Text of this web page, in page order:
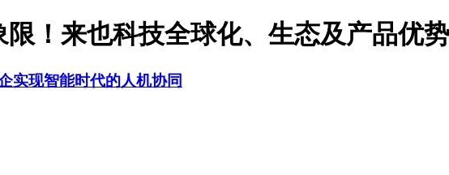
限！来也科技全球化、生态及产品优